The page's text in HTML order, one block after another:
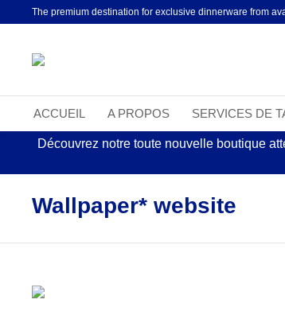
The premium destination for exclusive dinnerware from
ACCUEIL A PROPOS SERVICES DE
Découvrez notre toute nouvelle boutique
Wallpaper* website